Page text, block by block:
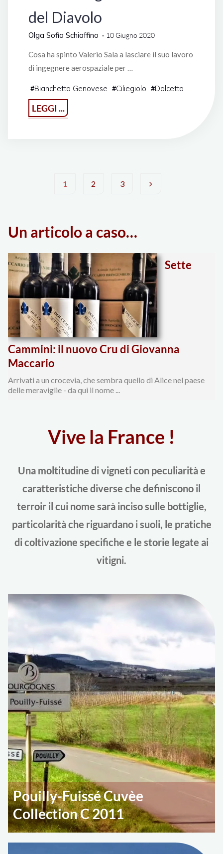
del Diavolo
Olga Sofia Schiaffino 10 Giugno 2020
Cosa ha spinto Valerio Sala a lasciare il suo lavoro
di ingegnere aerospaziale per …
#Bianchetta Genovese #Ciliegiolo #Dolcetto
LEGGI ...
Agricola
degli
articoli
1 2 3
Un articolo a caso…
Sette
Cammini: il nuovo Cru di Giovanna
Maccario
Arrivati a un crocevia, che sembra quello di Alice nel paese
delle meraviglie - da qui il nome ...
Vive la France !
Una moltitudine di vigneti con peculiarità e
caratteristiche diverse che definiscono il
terroir il cui nome sarà inciso sulle bottiglie,
particolarità che riguardano i suoli, le pratiche
di coltivazione specifiche e le storie legate ai
vitigni.
Pouilly-Fuissé Cuvèe
Collection C 2011